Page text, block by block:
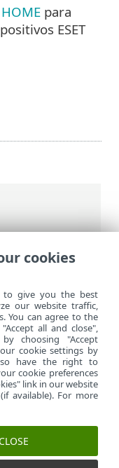
ESET
HOME para
ESET
cookies
to give you the best
our website traffic,
You can agree to the
all and close",
choosing "Accept
cookie settings by
have the right to
cookie preferences
link in our website
available). For more